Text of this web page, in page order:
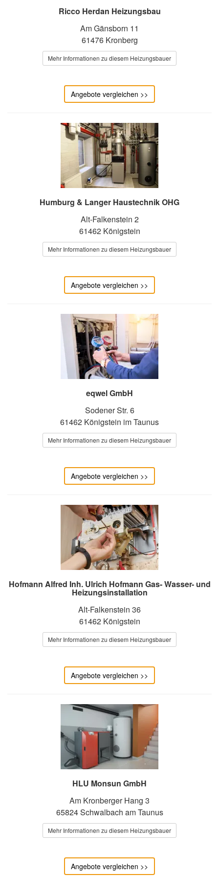
Ricco Herdan Heizungsbau
Am Gänsborn 11
61476 Kronberg
Mehr Informationen zu diesem Heizungsbauer
Angebote vergleichen >>
Humburg & Langer Haustechnik OHG
Alt-Falkenstein 2
61462 Königstein
Mehr Informationen zu diesem Heizungsbauer
Angebote vergleichen >>
eqwel GmbH
Sodener Str. 6
61462 Königstein im Taunus
Mehr Informationen zu diesem Heizungsbauer
Angebote vergleichen >>
Hofmann Alfred Inh. Ulrich Hofmann Gas- Wasser- und
Heizungsinstallation
Alt-Falkenstein 36
61462 Königstein
Mehr Informationen zu diesem Heizungsbauer
Angebote vergleichen >>
HLU Monsun GmbH
Am Kronberger Hang 3
65824 Schwalbach am Taunus
Mehr Informationen zu diesem Heizungsbauer
Angebote vergleichen >>